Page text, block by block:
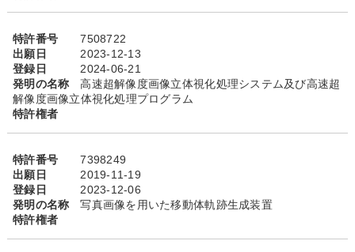
特許番号
7508722
出願日
2023-12-13
登録日
2024-06-21
発明の名称
高速超解像度画像立体視化処理システム及び高速超
解像度画像立体視化処理プログラム
特許権者
特許番号
7398249
出願日
2019-11-19
登録日
2023-12-06
発明の名称
写真画像を用いた移動体軌跡生成装置
特許権者